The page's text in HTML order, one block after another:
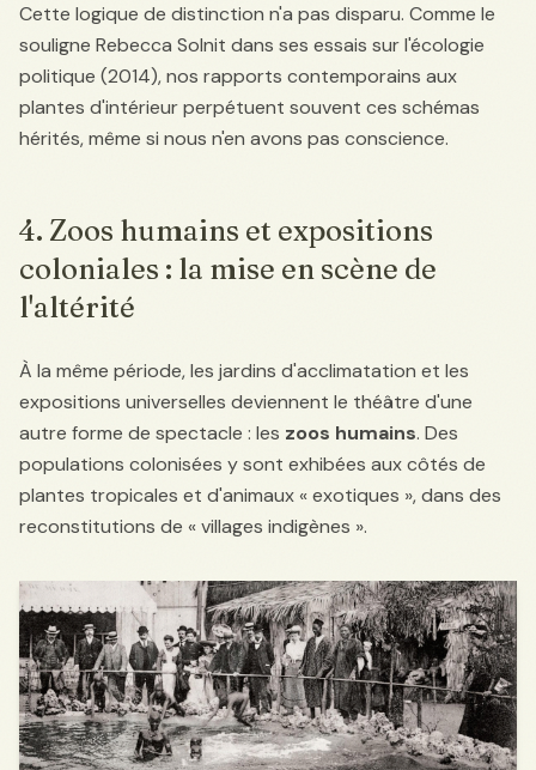
Cette logique de distinction n'a pas disparu. Comme le
souligne Rebecca Solnit dans ses essais sur l'écologie
politique (2014), nos rapports contemporains aux
plantes d'intérieur perpétuent souvent ces schémas
hérités, même si nous n'en avons pas conscience.
4. Zoos humains et expositions
coloniales : la mise en scène de
l'altérité
À la même période, les jardins d'acclimatation et les
expositions universelles deviennent le théâtre d'une
autre forme de spectacle : les zoos humains. Des
populations colonisées y sont exhibées aux côtés de
plantes tropicales et d'animaux « exotiques », dans des
reconstitutions de « villages indigènes ».